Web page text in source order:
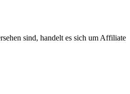
sind, handelt es sich um Affiliate